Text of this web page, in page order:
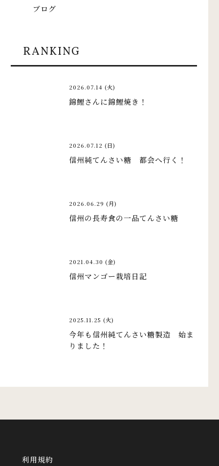
ブログ
RANKING
2026.07.14 (火)
錦鯉さんに錦鯉焼き！
2026.07.12 (日)
信州純てんさい糖 都会へ行く！
2026.06.29 (月)
信州の長寿食の一品てんさい糖
2021.04.30 (金)
信州マンゴー栽培日記
2025.11.25 (火)
今年も信州純てんさい糖製造 始ま
りました！
利用規約